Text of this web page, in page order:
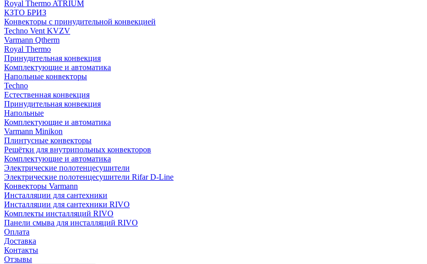
Royal Thermo ATRIUM
КЗТО БРИЗ
Конвекторы с принудительной конвекцией
Techno Vent KVZV
Varmann Qtherm
Royal Thermo
Принудительная конвекция
Комплектующие и автоматика
Напольные конвекторы
Techno
Естественная конвекция
Принудительная конвекция
Напольные
Комплектующие и автоматика
Varmann Minikon
Плинтусные конвекторы
Решётки для внутрипольных конвекторов
Комплектующие и автоматика
Электрические полотенцесушители
Электрические полотенцесушители Rifar D-Line
Конвекторы Varmann
Инсталляции для сантехники
Инсталляции для сантехники RIVO
Комплекты инсталляций RIVO
Панели смыва для инсталляций RIVO
Оплата
Доставка
Контакты
Отзывы